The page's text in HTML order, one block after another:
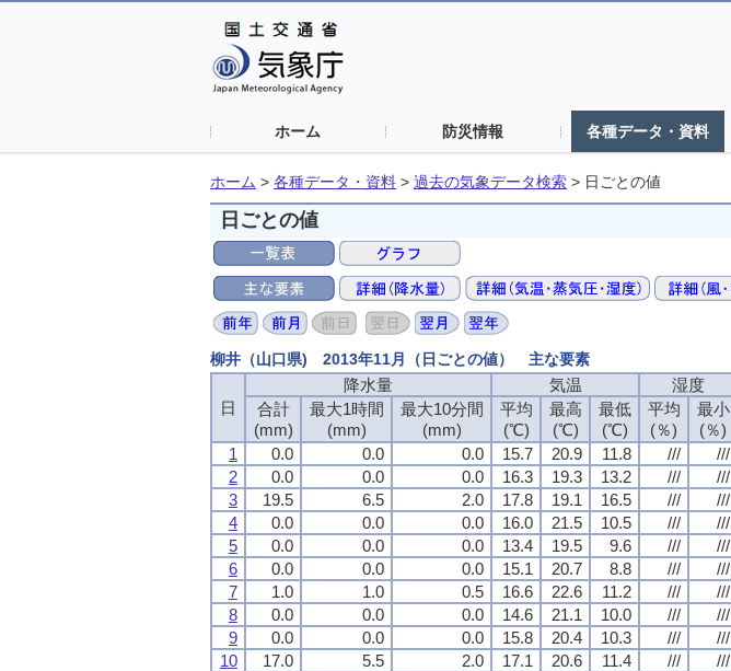
ホーム 防災情報 各種データ・資料
ホーム > 各種データ・資料 > 過去の気象データ検索 > 日ごとの値
日ごとの値
柳井（山口県) 2013年11月（日ごとの値） 主な要素
日
降水量 気温 湿度
合計
(mm)
最大1時間
(mm)
最大10分間
(mm)
平均
(℃)
最高
(℃)
最低
(℃)
平均
(％)
最小
(％)
1
0.0 0.0 0.0 15.7 20.9 11.8 /// ///
2
0.0 0.0 0.0 16.3 19.3 13.2 /// ///
3
19.5 6.5 2.0 17.8 19.1 16.5 /// ///
4
0.0 0.0 0.0 16.0 21.5 10.5 /// ///
5
0.0 0.0 0.0 13.4 19.5 9.6 /// ///
6
0.0 0.0 0.0 15.1 20.7 8.8 /// ///
7
1.0 1.0 0.5 16.6 22.6 11.2 /// ///
8
0.0 0.0 0.0 14.6 21.1 10.0 /// ///
9
0.0 0.0 0.0 15.8 20.4 10.3 /// ///
10
17.0 5.5 2.0 17.1 20.6 11.4 /// ///